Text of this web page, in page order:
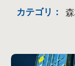
カテゴリ：